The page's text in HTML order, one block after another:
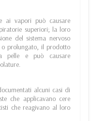
ai vapori può causare
superiori; la loro
del sistema nervoso
prolungato, il prodotto
pelle e può causare
alcuni casi di
che applicavano cere
che reagivano al loro